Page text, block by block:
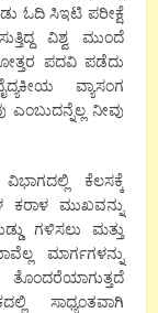
ಓದಿ ಸಿಇಟಿ ಪರೀಕ್ಷೆ
ವಿಶ್ವ ಮುಂದೆ
ಪದವಿ ಪಡೆದು
ವ್ಯಾಸಂಗ
ನೀವು
ಕೆಲಸಕ್ಕೆ
ಕರಾಳ ಮುಖವನ್ನು
ಗಳಿಸಲು ಮತ್ತು
ಮಾರ್ಗಗಳನ್ನು
ಸಾಧ್ಯಂತವಾಗಿ